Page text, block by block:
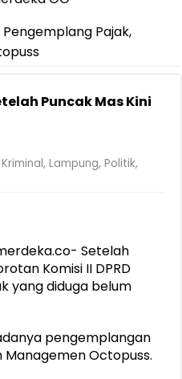
Tinjau Penanganan
Jasa Raharja Tinjau Korban
Kebakaran KM Mutiara
Kementerian PANRB Perkuat
dan Mobilitas Masyarakat,
Lampung Financial Festival,
Jadi Langkah Penguatan
Pengemplang Pajak,
Puncak Mas Kini
,Lampung,Politik,
Setelah
Komisi II DPRD
yang diduga belum
pengemplangan
Managemen Octopuss.